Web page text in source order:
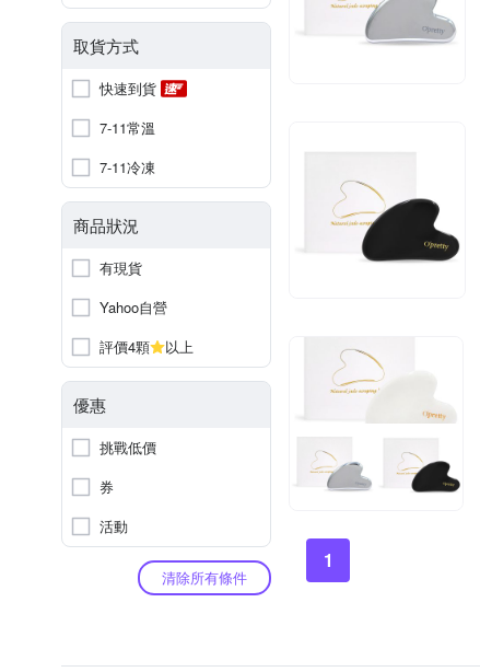
取貨方式
快速到貨
7-11常溫
7-11冷凍
商品狀況
有現貨
Yahoo自營
評價4顆
以上
優惠
挑戰低價
券
活動
清除所有條件
1